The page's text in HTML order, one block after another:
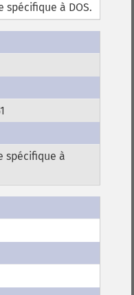
spécifique à DOS.
spécifique à